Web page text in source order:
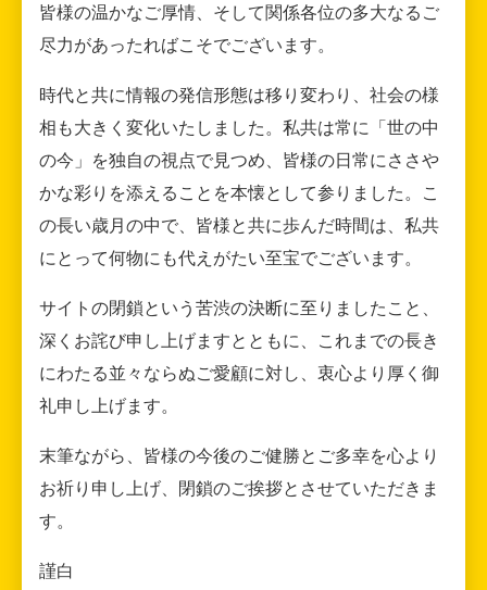
皆様の温かなご厚情、そして関係各位の多大なるご
尽力があったればこそでございます。
時代と共に情報の発信形態は移り変わり、社会の様
相も大きく変化いたしました。私共は常に「世の中
の今」を独自の視点で見つめ、皆様の日常にささや
かな彩りを添えることを本懐として参りました。こ
の長い歳月の中で、皆様と共に歩んだ時間は、私共
にとって何物にも代えがたい至宝でございます。
サイトの閉鎖という苦渋の決断に至りましたこと、
深くお詫び申し上げますとともに、これまでの長き
にわたる並々ならぬご愛顧に対し、衷心より厚く御
礼申し上げます。
末筆ながら、皆様の今後のご健勝とご多幸を心より
お祈り申し上げ、閉鎖のご挨拶とさせていただきま
す。
謹白